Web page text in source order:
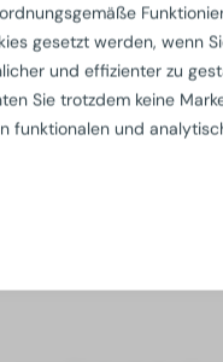
mit der Lieferung
sicher sein
auf unserer
unterbreiten.
Sollte ein Produkt
Informationen
gesetzt werden, wenn
und effizienter zu
Sie trotzdem keine
funktionalen und